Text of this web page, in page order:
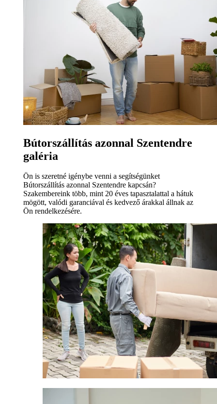
Bútorszállítás azonnal Szentendre
galéria
Ön is szeretné igénybe venni a segítségünket
Bútorszállítás azonnal Szentendre kapcsán?
Szakembereink több, mint 20 éves tapasztalattal a hátuk
mögött, valódi garanciával és kedvező árakkal állnak az
Ön rendelkezésére.